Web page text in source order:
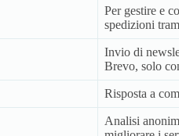
Per gestire e
spedizioni
Invio di
Brevo, solo
Risposta a
Analisi